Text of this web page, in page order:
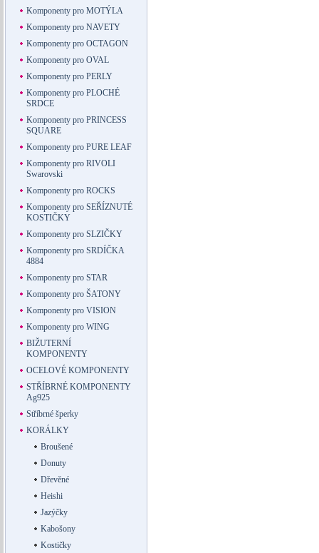
Komponenty pro MOTÝLA
Komponenty pro NAVETY
Komponenty pro OCTAGON
Komponenty pro OVAL
Komponenty pro PERLY
Komponenty pro PLOCHÉ
SRDCE
Komponenty pro PRINCESS
SQUARE
Komponenty pro PURE LEAF
Komponenty pro RIVOLI
Swarovski
Komponenty pro ROCKS
Komponenty pro SEŘÍZNUTÉ
KOSTIČKY
Komponenty pro SLZIČKY
Komponenty pro SRDÍČKA
4884
Komponenty pro STAR
Komponenty pro ŠATONY
Komponenty pro VISION
Komponenty pro WING
BIŽUTERNÍ
KOMPONENTY
OCELOVÉ KOMPONENTY
STŘÍBRNÉ KOMPONENTY
Ag925
Stříbrné šperky
KORÁLKY
Broušené
Donuty
Dřevěné
Heishi
Jazýčky
Kabošony
Kostičky